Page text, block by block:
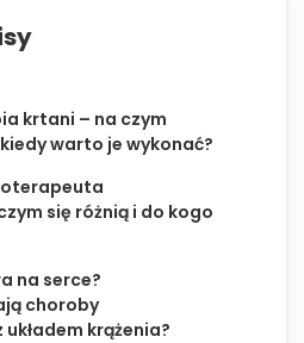
krtani – na czym
warto je wykonać?
się różnią i do kogo
na serce?
choroby
krążenia?